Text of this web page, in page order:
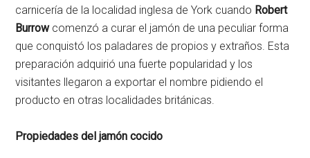
carnicería de la localidad inglesa de York cuando Robert
Burrowcomenzó a curar el jamón de una peculiar forma
que conquistó los paladares de propios y extraños. Esta
preparación adquirió una fuerte popularidad y los
visitantes llegaron a exportar el nombre pidiendo el
producto en otras localidades británicas.
Propiedades del jamón cocido